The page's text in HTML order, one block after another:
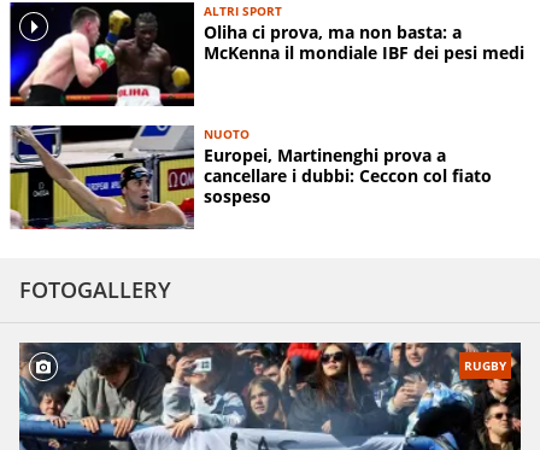
ALTRI SPORT
Oliha ci prova, ma non basta: a
McKenna il mondiale IBF dei pesi medi
NUOTO
Europei, Martinenghi prova a
cancellare i dubbi: Ceccon col fiato
sospeso
FOTOGALLERY
RUGBY